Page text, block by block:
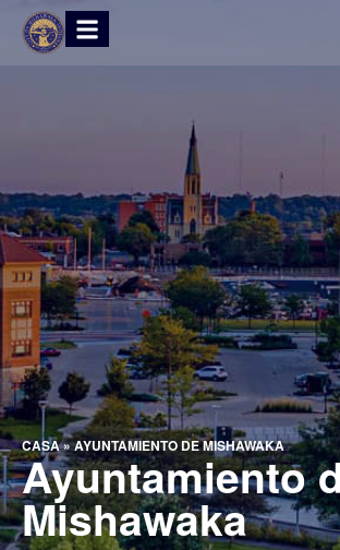
CASA»AYUNTAMIENTO DE MISHAWAKA
Ayuntamiento
Mishawaka